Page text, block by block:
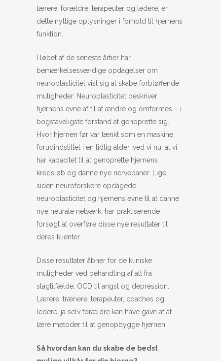
lærere, forældre, terapeuter og ledere, er
dette nyttige oplysninger i forhold til hjernens
funktion.
I løbet af de seneste årtier har
bemærkelsesværdige opdagelser om
neuroplasticitet vist sig at skabe forbløffende
muligheder. Neuroplasticitet beskriver ​​
hjernens evne af til at ændre og omformes – i
bogstaveligste forstand at genoprette sig.
Hvor hjernen før var tænkt som en maskine,
forudindstillet i en tidlig alder, ved vi nu, at vi
har kapacitet til at genoprette hjernens
kredsløb og danne nye nervebaner. Lige
siden neuroforskere opdagede
neuroplasticitet og hjernens evne til at danne
nye neurale netværk, har praktiserende
forsøgt at overføre disse nye resultater til
deres klienter.
Disse resultater åbner for de kliniske
muligheder ved behandling af alt fra
slagtilfælde, OCD til angst og depression.
Lærere, trænere, terapeuter, coaches og
ledere, ja selv forældre kan have gavn af at
lære metoder til at genopbygge hjernen.
Så hvordan kan du skabe de bedst